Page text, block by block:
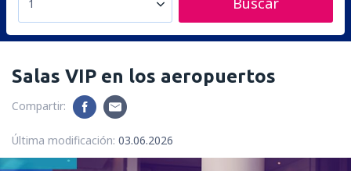
1
Salas VIP en los aeropuertos
Compartir:
Última modificación: 03.06.2026